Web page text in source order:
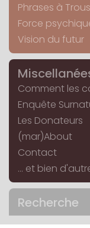
Phrases à Trous
Force
Vision du futur
Comment les
Enquête
Les Donateurs
(mar)About
Contact
... et bien
Recherche